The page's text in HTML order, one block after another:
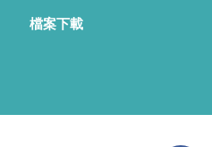
檔案下載